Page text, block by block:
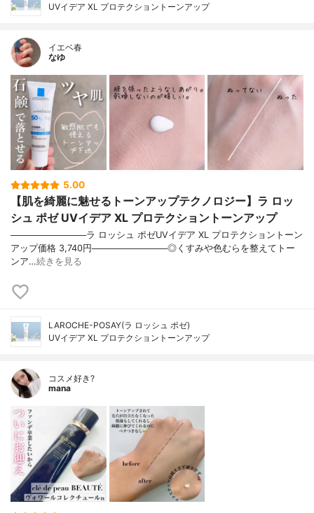
UVイデア XL プロテクショントーンアップ
イエベ春
なゆ
5.00
【肌を綺麗に魅せるトーンアップテクノロジー】ラ ロッ
シュ ポゼ UVイデア XL プロテクショントーンアップ
────────────ラ ロッシュ ポゼUVイデア XL プロテクショントーン
アップ価格 3,740円────────────◎くすみや色むらを整えてトー
ンア…続きを見る
LAROCHE-POSAY(ラ ロッシュ ポゼ)
UVイデア XL プロテクショントーンアップ
コスメ好き?
mana